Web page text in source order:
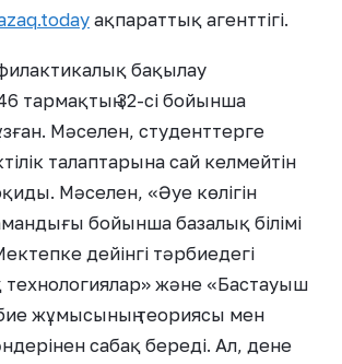
ақпараттық агенттігі.
бақылау
тармақтың 32-сі бойынша
Мәселен, студенттерге
талаптарына сай келмейтін
Мәселен, «Әуе көлігін
бойынша базалық білімі
дейінгі тәрбиедегі
және «Бастауыш
жұмысының теориясы мен
сабақ береді. Ал, дене